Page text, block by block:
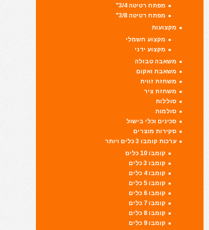
מפתח רטיטה 3/4"
מפתח רטיטה 3/8"
מקצועות
מקצוע חשמלי
מקצוע ידני
משאבה טבולה
משאבת ואקום
משחזת זווית
משחזת ציר
סוללות
סולמות
סכינים וכלי בישול
סקירות מוצרים
ערכות קומבו 3 כלים ויותר
קומבו 10 כלים
קומבו 3 כלים
קומבו 4 כלים
קומבו 5 כלים
קומבו 6 כלים
קומבו 7 כלים
קומבו 8 כלים
קומבו 9 כלים